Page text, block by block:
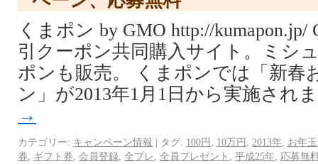
くまポン by GMO http://
引クーポン共同購入サイト。ミシ
ポンも販売。 くまポンでは「新春
ン」が2013年1月1日から実施され
→
カテゴリー: キャンペーン情報 | タグ: 100円 10万円 2013年 お年玉
券
ギフト券 会員登録 全プレ 全員プレゼント 平成25年 応募無